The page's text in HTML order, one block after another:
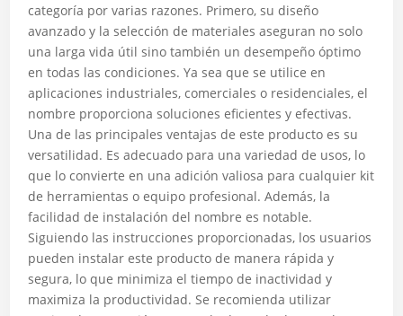
categoría por varias razones. Primero, su diseño
avanzado y la selección de materiales aseguran no solo
una larga vida útil sino también un desempeño óptimo
en todas las condiciones. Ya sea que se utilice en
aplicaciones industriales, comerciales o residenciales, el
nombre proporciona soluciones eficientes y efectivas.
Una de las principales ventajas de este producto es su
versatilidad. Es adecuado para una variedad de usos, lo
que lo convierte en una adición valiosa para cualquier kit
de herramientas o equipo profesional. Además, la
facilidad de instalación del nombre es notable.
Siguiendo las instrucciones proporcionadas, los usuarios
pueden instalar este producto de manera rápida y
segura, lo que minimiza el tiempo de inactividad y
maximiza la productividad. Se recomienda utilizar